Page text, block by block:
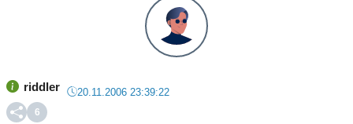
riddler 20.11.2006 23:39:22
6